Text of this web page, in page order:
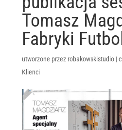
Tomasz
Fabryki
utworzone przez robakowskistudio|
Klienci